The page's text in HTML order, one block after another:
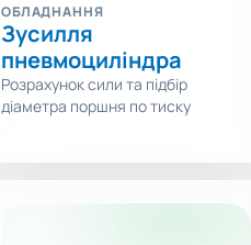
ОБЛАДНАННЯ
Зусилля
пневмоциліндра
Розрахунок сили та підбір
діаметра поршня по тиску